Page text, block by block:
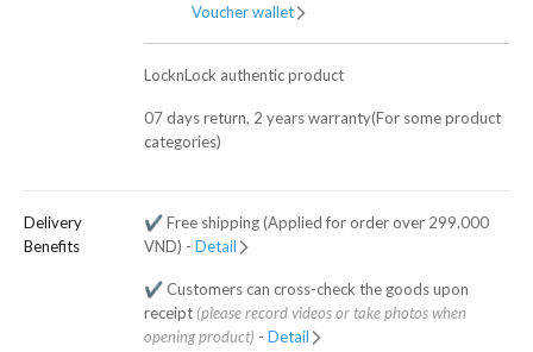
Voucher wallet
LocknLock authentic product
07 days return, 2 years warranty(For some product
categories)
Delivery
Benefits
✔️ Free shipping (Applied for order over 299.000
VND) - Detail
✔️ Customers can cross-check the goods upon
receipt (please record videos or take photos when
opening product) - Detail